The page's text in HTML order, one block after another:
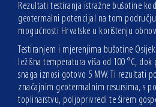
Rezultati testiranja istražne bušotine
geotermalni potencijal na tom
mogućnosti Hrvatske u korištenju
Testiranjem i mjerenjima bušotine
ležišna temperatura viša od 100 °C,
snaga iznosi gotovo 5 MW. Ti rezultati
značajnim geotermalnim resursima, s
toplinarstvu, poljoprivredi te širem